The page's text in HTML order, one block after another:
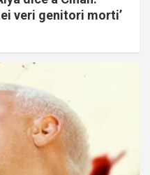
veri genitori morti’